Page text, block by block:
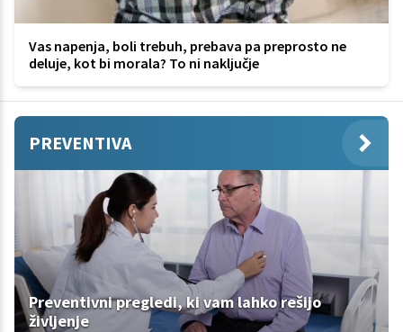
Vas napenja, boli trebuh, prebava pa preprosto ne
deluje, kot bi morala? To ni naključje
PREVENTIVA
Preventivni pregledi, ki vam lahko rešijo
življenje